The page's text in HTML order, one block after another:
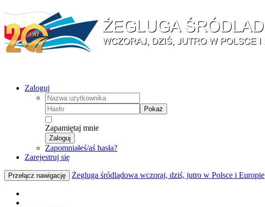
Zaloguj
Pokaż
Zapamiętaj mnie
Zaloguj
Zapomniałeś/aś hasła?
Zarejestruj się
Przełącz nawigację Żegluga śródlądowa wczoraj, dziś, jutro w Polsce i Europie